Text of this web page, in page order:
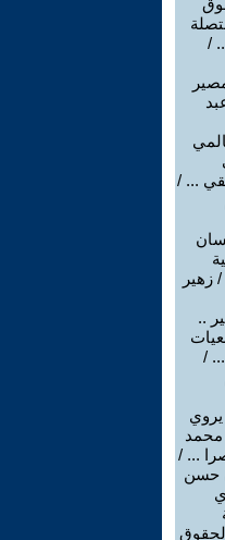
/
... /
زهير
..
/
محمد
... /
حسن